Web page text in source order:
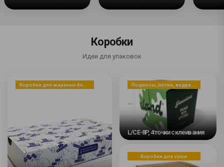
Коробки
Идеи для упаковок
L/CE-8P, 4 точки склеивания
Коробки для суши